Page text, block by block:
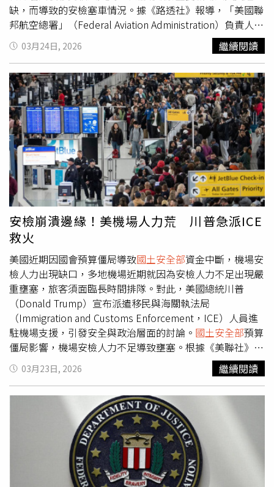
界對嫌犯的動機與網路行為，衍生出更多陰謀論。他補充，
發生在2024年賓州（Pennsylvania）巴特勒（Butler）選舉
造勢活動上的川普暗殺事件，就曾引發大量陰謀論在網路上
流傳。
上陪同前往美國最高法院（U.S. Supreme Court），出席復
活節午餐活動，以及稍後觀看他針對伊朗戰爭的全國演說。
在最高法院，川普旁觀了邦迪的重要下屬、訴訟總長紹爾
（D. John Sauer）接受大法官質詢，內容涉及政府限制出
生公民權的嘗試。艾普斯坦檔案為川普帶來政治壓力，也重
新引發外界對他過去與艾普斯坦友誼的關注；川普表示這段
關係早在數十年前已結束。邦迪被解職可能導致司法部策略
出現重大調整，並可能重新加強利用美國法律體系對付川普
政敵的行動。邦迪是近期第2位遭撤換的川普高層官員。川
普於3月5日撤換國土安全部長諾姆（Kristi Noem），原因
是外界批評其在部門管理及移民政策上的表現。邦迪曾任佛
州共和黨籍州檢察長。她表示，自己致力於讓司法部重新聚
焦暴力犯罪，並在川普失去權力期間2度遭聯邦起訴後，重
建其支持者對司法部的信任。她同時因解雇數十名曾參與川
普反對調查的職業檢察官而遭批評，批評者指控她放棄司法
部一貫強調的公正執法原則。前司法部律師、現為倡議組織
「Justice Connection」負責人的Stacey Young表示：「邦
迪用大錘砸毀了司法部及其人力體系。」在她任內，許多關
鍵單位出現職業律師大規模離職，司法部的論調及路線與川
普之間幾乎完全一致，而川普的肖像如今甚至懸掛於其華盛
頓總部。司法部已對多名川普政敵展開調查，包括去年對前
聯邦調查局局長柯米（James Comey）與紐約州檢察長詹
樂霞（Letitia James）提出刑事指控。然而，這些案件在法
院遭遇阻礙，並被法官駁回，理由是提出起訴的檢察官哈利
根（Lindsey Halligan）是由川普任命的，而該任命被視為
不合法。參議院司法委員會最高民主黨成員德賓（Dick
Durbin）也表示：「邦迪的政治遺產將是把全球最重要的執
法機構武器化，以服務川普的個人利益，但顯然她仍不足以
缺，而導致的安檢塞車情況。據《路透社》報導，「美國聯
邦航空總署」（Federal Aviation Administration）負責人貝
德福德（Bryan Bedford）在記者會上表示，2名罹難的年
輕機師才剛展開職業生涯，「這絕對是1場悲劇。」據悉，
客機當時載有72名乘客與4名機組人員。這起導致572架航
班取消的事故，正值美國機場與航空公司，因美國國會持續
數週的預算僵局而陷入混亂之際。近期，由於「美國運輸安
全管理局」（Transportation Security Administration）員
工的辭職與缺勤率，在超過1個月未領薪的情況下持續上
升，旅客在安檢站經常需要等待數小時。這導致原本在街頭
逮捕移民的部分「美國移民和海關執法局」（Immigration
and Customs Enforcement，ICE）特工，23日被調往全美
各大機場，並配備防彈背心及槍枝。美國邊境事務主管（俗
稱「邊境沙皇」）霍曼（Tom Homan）透露，相關人員已
部署至包括紐約、芝加哥、亞特蘭大與休士頓在內的14座機
場。川普表示，這些人員被派往機場，是為了協助運輸安全
管理局減少安檢排隊時間，但此舉遭到安檢人員工會反對，
因為ICE人員並未接受數月的機場安檢專業訓練。在多個機
場中，可以看到ICE人員站在長長的安檢隊伍附近，而運輸
安全管理局人員仍負責操作X光機與掃描系統，ICE人員的具
體職責並不明確。雖然當局指出，這些人員將負責管控人
流，但川普卻聲稱，他們也可能進行逮捕行動，這讓外界擔
憂，過去發生在明尼亞波利斯與芝加哥街頭的混亂突襲行
動，可能會擴及機場。川普向記者表示「他們現在可以在非
法移民入境時逮捕他們，這是1個非常有利的場所」。不
過，所有進入美國的國際旅客本就必須接受「美國海關及邊
境保衛局」（Customs and Border Protection）的檢查，
沒有合法入境資格者會被遣返，川普也解釋「但這不是他們
存在的原因，他們真的是來幫忙的。」在華盛頓，川普所屬
的共和黨與在野的民主黨之間的僵局短期內看不到解決跡
象。民主黨拒絕為國土安全部提供資金，除非對移民執法人
員設下新限制，因為這些人員在打擊行動中曾造成美國公民
死亡，引發公眾憤怒。儘管白宮已與國會議員展開談判，川
03月24日, 2026 繼續閱讀
安檢崩潰邊緣！美機場人力荒 川普急派ICE
救火
美國近期因國會預算僵局導致國土安全部資金中斷，機場安
檢人力出現缺口，多地機場近期就因為安檢人力不足出現嚴
重壅塞，旅客須面臨長時間排隊。對此，美國總統川普
（Donald Trump）宣布派遣移民與海關執法局
（Immigration and Customs Enforcement，ICE）人員進
駐機場支援，引發安全與政治層面的討論。 國土安全部預算
僵局影響，機場安檢人力不足導致壅塞。根據《美聯社》
（Associated Press）、CNN、及《法新社》報導，目前全
美多座機場仍可見安檢隊伍延伸至航廈外，部分旅客需提前
數小時抵達機場。此次機場壅塞主因在於國會未能通過國土
（Department of Homeland Security，DHS）預
算，自2月14日起部分聯邦機構陷入停擺。運輸安全管理局
（Transportation Security Administration，TSA）人員在無
薪情況下持續工作，導致士氣受挫，不少人選擇請假或離
職，使安檢人力進一步吃緊。TSA人力短缺，各地機場安檢
隊伍延伸至航廈外。統計顯示，停擺期間已有超過300名
03月23日, 2026 繼續閱讀